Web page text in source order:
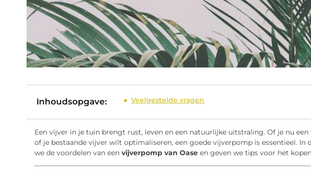
Inhoudsopgave: Veelgestelde vragen
Een vijver in je tuin brengt rust, leven en een natuurlijke uitstraling. Of je nu
of je bestaande vijver wilt optimaliseren, een goede vijverpomp is essentieel. In
we de voordelen van een vijverpomp van Oaseen geven we tips voor het